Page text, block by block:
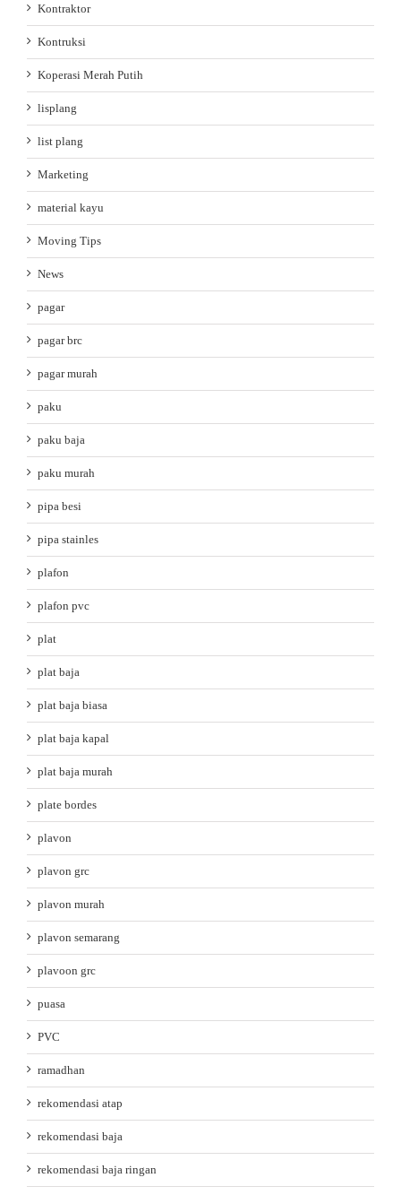
Kontraktor
Kontruksi
Koperasi Merah Putih
lisplang
list plang
Marketing
material kayu
Moving Tips
News
pagar
pagar brc
pagar murah
paku
paku baja
paku murah
pipa besi
pipa stainles
plafon
plafon pvc
plat
plat baja
plat baja biasa
plat baja kapal
plat baja murah
plate bordes
plavon
plavon grc
plavon murah
plavon semarang
plavoon grc
puasa
PVC
ramadhan
rekomendasi atap
rekomendasi baja
rekomendasi baja ringan